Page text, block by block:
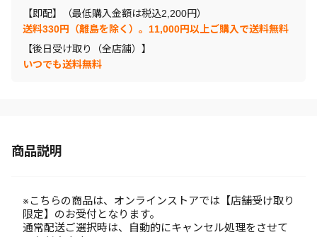
【即配】（最低購入金額は税込2,200円）
送料330円（離島を除く）。11,000円以上ご購入で送料無料
【後日受け取り（全店舗）】
いつでも送料無料
商品説明
※こちらの商品は、オンラインストアでは【店舗受け取り
限定】のお受付となります。
通常配送ご選択時は、自動的にキャンセル処理をさせて